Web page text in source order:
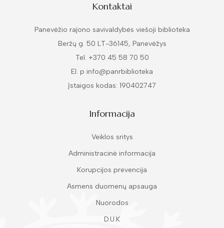
Kontaktai
Panevėžio rajono savivaldybės viešoji biblioteka
Beržų g. 50 LT-36145, Panevėžys
Tel. +370 45 58 70 50
El. p info@panrbiblioteka
Įstaigos kodas: 190402747
Informacija
Veiklos sritys
Administracinė informacija
Korupcijos prevencija
Asmens duomenų apsauga
Nuorodos
D.U.K